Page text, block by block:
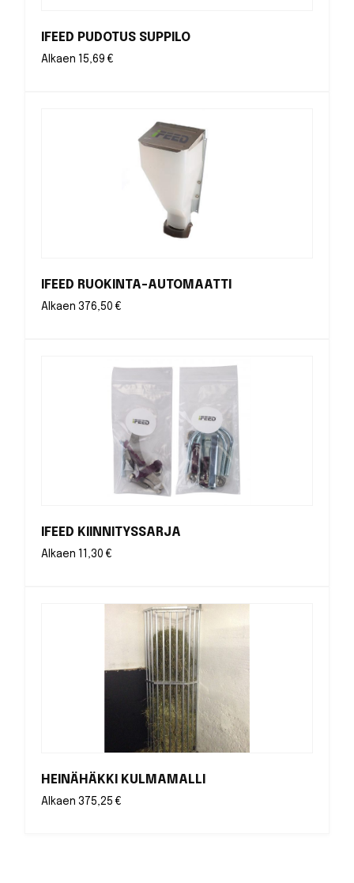
IFEED PUDOTUS SUPPILO
Alkaen 15,69€
IFEED RUOKINTA-AUTOMAATTI
Alkaen 376,50€
IFEED KIINNITYSSARJA
Alkaen 11,30€
HEINÄHÄKKI KULMAMALLI
Alkaen 375,25€